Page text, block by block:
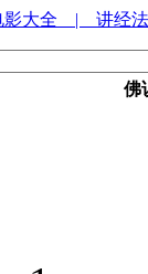
大全 | 讲经
佛